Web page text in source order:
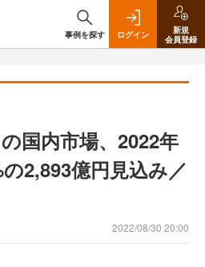
事例を探す ログイン
新規
会員登録
国内市場、2022年
2,893億円見込み／
2022/08/30 20:00